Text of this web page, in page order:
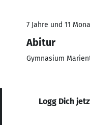
7 Jahre und 11
Abitur
Gymnasium
Logg Dich